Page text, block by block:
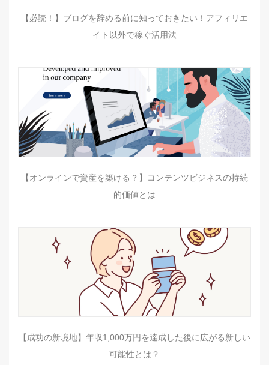
【必読！】ブログを辞める前に知っておきたい！アフィリエ
イト以外で稼ぐ活用法
【オンラインで資産を築ける？】コンテンツビジネスの持続
的価値とは
【成功の新境地】年収1,000万円を達成した後に広がる新しい
可能性とは？